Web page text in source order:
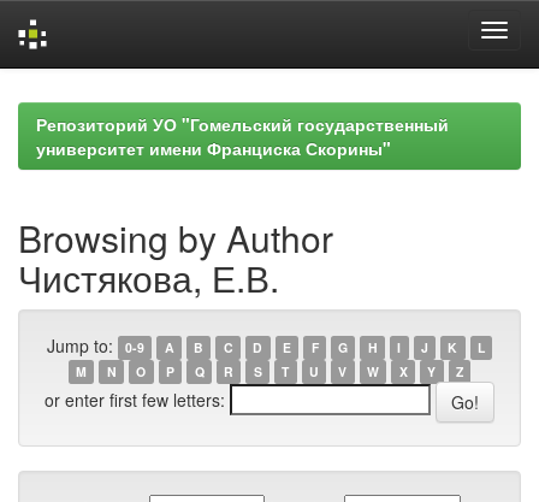
navigationРепозиторий УО "Гомельский государственный
университет имени Франциска Скорины"
Browsing by Author
Чистякова, Е.В.
Jump to: 0-9 A B C D E F G H I J K
L
M
N O P Q R S T U V W X Y Z
or enter first few letters: